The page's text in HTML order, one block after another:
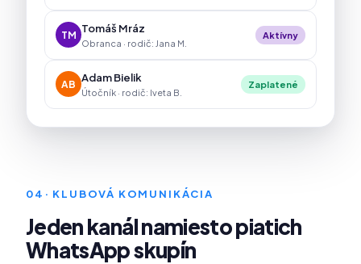
TM
Tomáš Mráz
Obranca · rodič: Jana M.
Aktívny
AB
Adam Bielik
Útočník · rodič: Iveta B.
Zaplatené
04 · KLUBOVÁ KOMUNIKÁCIA
Jeden kanál namiesto piatich
WhatsApp skupín